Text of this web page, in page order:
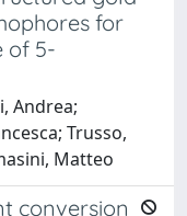
for
of 5-
Andrea;
Trusso,
Matteo
conversion